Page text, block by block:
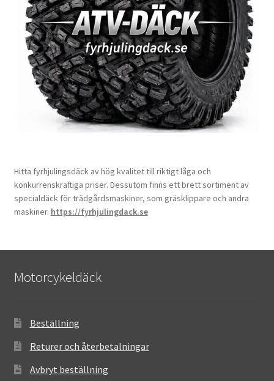
Hitta fyrhjulingsdäck av hög kvalitet till riktigt låga och
konkurrenskraftiga priser. Dessutom finns ett brett sortiment av
specialdäck för trädgårdsmaskiner, som gräsklippare och andra
maskiner. https://fyrhjulingdack.se
Motorcykeldäck
Beställning
Returer och återbetalningar
Avbryt beställning